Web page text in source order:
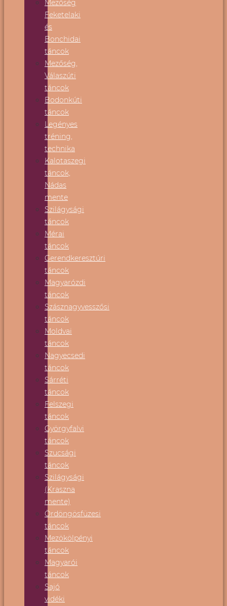
Mezőség
Feketelaki
és
Bonchidai
táncok
Mezőség,
Válaszúti
táncok
Bodonkúti
táncok
Legényes
tréning,
technika
Kalotaszegi
táncok,
Nádas
mente
Szilágysági
táncok
Mérai
táncok
Gerendkeresztúri
táncok
Magyarózdi
táncok
Szásznagyvesszősi
táncok
Moldvai
táncok
Nagyecsedi
táncok
Sárréti
táncok
Felszegi
táncok
Györgyfalvi
táncok
Szucsági
táncok
Szilágysági
(Kraszna
mente)
Ördöngösfüzesi
táncok
Mezökölpényi
táncok
Magyarói
táncok
Sajó
vidéki